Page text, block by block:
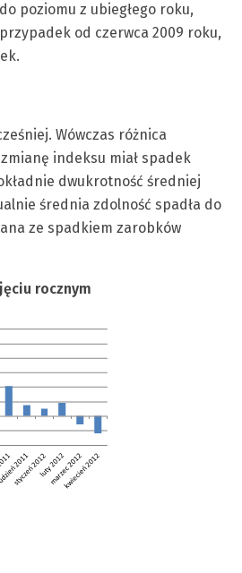
poziomu z ubiegłego roku,
od czerwca 2009 roku,
Wówczas różnica
zmianę indeksu miał spadek
dwukrotność średniej
średnia zdolność spadła do
ze spadkiem zarobków
rocznym